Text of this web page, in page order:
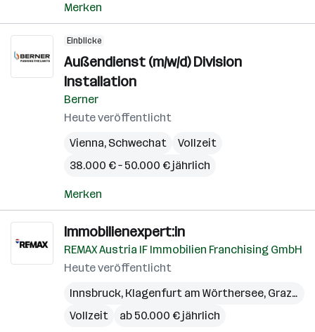
Merken
Einblicke
Außendienst (m/w/d) Division
Installation
Berner
Heute veröffentlicht
Vienna, Schwechat
Vollzeit
38.000 € – 50.000 € jährlich
Merken
Immobilienexpert:in
REMAX Austria IF Immobilien Franchising GmbH
Heute veröffentlicht
Innsbruck, Klagenfurt am Wörthersee, Graz,
Vollzeit
ab 50.000 € jährlich